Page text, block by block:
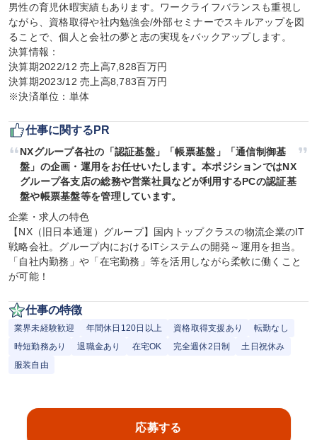
男性の育児休暇実績もあります。ワークライフバランスも重視し
ながら、資格取得や社内勉強会/外部セミナーでスキルアップを図
ることで、個人と会社の夢と志の実現をバックアップします。
決算情報：
決算期2022/12 売上高7,828百万円
決算期2023/12 売上高8,783百万円
※決済単位：単体
仕事に関するPR
NXグループ各社の「認証基盤」「帳票基盤」「通信制御基
盤」の企画・運用をお任せいたします。本ポジションではNX
グループ各支店の総務や営業社員などが利用するPCの認証基
盤や帳票基盤等を管理しています。
企業・求人の特色
【NX（旧日本通運）グループ】国内トップクラスの物流企業のIT
戦略会社。グループ内におけるITシステムの開発～運用を担当。
「自社内勤務」や「在宅勤務」等を活用しながら柔軟に働くこと
が可能！
仕事の特徴
業界未経験歓迎 年間休日120日以上 資格取得支援あり
転勤なし
時短勤務あり
退職金あり 在宅OK 完全週休2日制
土日祝休み
服装自由
応募する